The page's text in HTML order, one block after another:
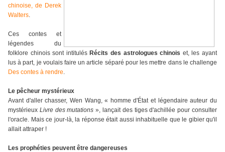
chinoise, de Derek
Walters.
Ces contes et
légendes du
folklore chinois sont intitulés Récits des astrologues chinois et, les ayant
lus à part, je voulais faire un article séparé pour les mettre dans le challenge
Des contes à rendre.
Le pêcheur mystérieux
Avant d'aller chasser, Wen Wang, « homme d'État et légendaire auteur du
mystérieux Livre des mutations », lançait des tiges d'achillée pour consulter
l'oracle. Mais ce jour-là, la réponse était aussi inhabituelle que le gibier qu'il
allait attraper !
Les prophéties peuvent être dangereuses